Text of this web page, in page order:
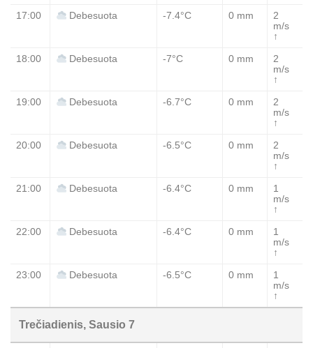
17:00 Debesuota -7.4°C 0 mm
2
m/s
↑
18:00 Debesuota -7°C 0 mm
2
m/s
↑
19:00 Debesuota -6.7°C 0 mm
2
m/s
↑
20:00 Debesuota -6.5°C 0 mm
2
m/s
↑
21:00 Debesuota -6.4°C 0 mm
1
m/s
↑
22:00 Debesuota -6.4°C 0 mm
1
m/s
↑
23:00 Debesuota -6.5°C 0 mm
1
m/s
↑
Trečiadienis, Sausio 7